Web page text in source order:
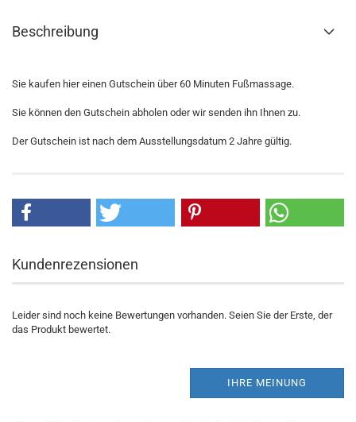
Beschreibung
Sie kaufen hier einen Gutschein über 60 Minuten Fußmassage.
Sie können den Gutschein abholen oder wir senden ihn Ihnen zu.
Der Gutschein ist nach dem Ausstellungsdatum 2 Jahre gültig.
Kundenrezensionen
Leider sind noch keine Bewertungen vorhanden. Seien Sie der Erste, der
das Produkt bewertet.
IHRE MEINUNG